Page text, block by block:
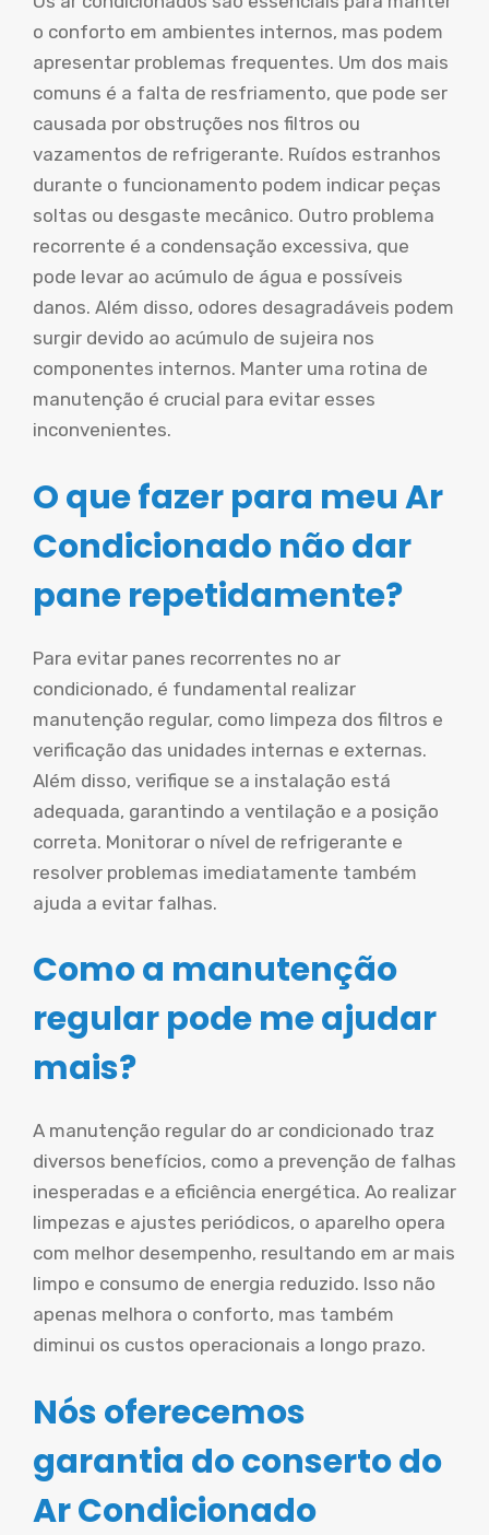
o conforto em ambientes internos, mas podem
apresentar problemas frequentes. Um dos mais
comuns é a falta de resfriamento, que pode ser
causada por obstruções nos filtros ou
vazamentos de refrigerante. Ruídos estranhos
durante o funcionamento podem indicar peças
soltas ou desgaste mecânico. Outro problema
recorrente é a condensação excessiva, que
pode levar ao acúmulo de água e possíveis
danos. Além disso, odores desagradáveis podem
surgir devido ao acúmulo de sujeira nos
componentes internos. Manter uma rotina de
manutenção é crucial para evitar esses
inconvenientes.
O que fazer para meu Ar
Condicionado não dar
pane repetidamente?
Para evitar panes recorrentes no ar
condicionado, é fundamental realizar
manutenção regular, como limpeza dos filtros e
verificação das unidades internas e externas.
Além disso, verifique se a instalação está
adequada, garantindo a ventilação e a posição
correta. Monitorar o nível de refrigerante e
resolver problemas imediatamente também
ajuda a evitar falhas.
Como a manutenção
regular pode me ajudar
mais?
A manutenção regular do ar condicionado traz
diversos benefícios, como a prevenção de falhas
inesperadas e a eficiência energética. Ao realizar
limpezas e ajustes periódicos, o aparelho opera
com melhor desempenho, resultando em ar mais
limpo e consumo de energia reduzido. Isso não
apenas melhora o conforto, mas também
diminui os custos operacionais a longo prazo.
Nós oferecemos
garantia do conserto do
Ar Condicionado